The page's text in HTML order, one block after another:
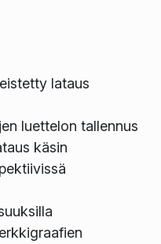
lataus
luettelon tallennus
käsin